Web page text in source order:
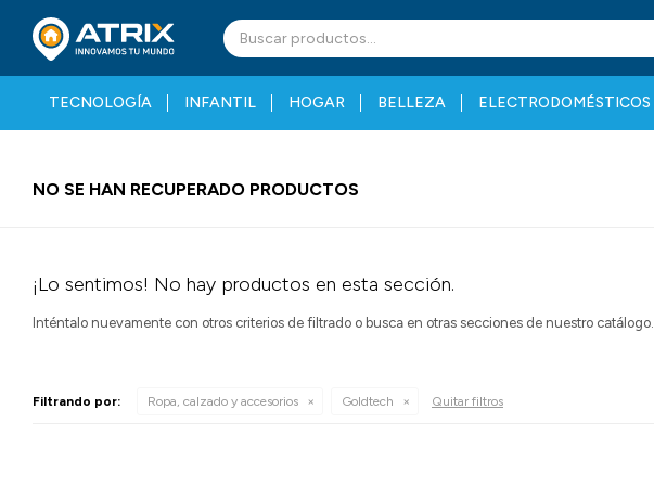
TECNOLOGÍA INFANTIL HOGAR BELLEZA ELECTRODOMÉSTICOS
NO SE HAN RECUPERADO PRODUCTOS
¡Lo sentimos! No hay productos en esta sección.
Inténtalo nuevamente con otros criterios de filtrado o busca en otras secciones de nuestro catálogo.
Filtrando por: Ropa, calzado y accesorios Goldtech Quitar filtros